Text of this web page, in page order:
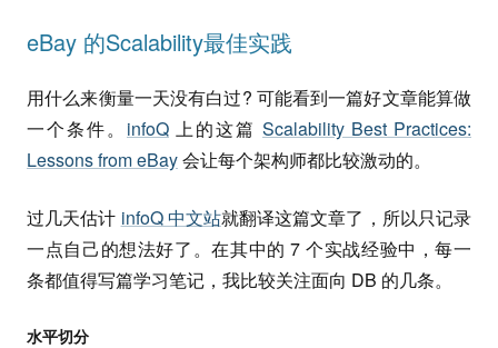
eBay 的Scalability最佳实践
用什么来衡量一天没有白过? 可能看到一篇好文章能算做
一个条件。 infoQ 上的这篇 Scalability Best Practices:
Lessons from eBay会让每个架构师都比较激动的。
过几天估计 infoQ 中文站就翻译这篇文章了，所以只记录
一点自己的想法好了。在其中的 7 个实战经验中，每一
条都值得写篇学习笔记，我比较关注面向 DB 的几条。
水平切分